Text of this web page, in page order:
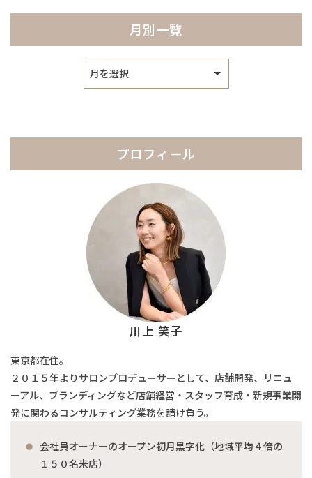
月別一覧
ブ
プロフィール
川上 笑子
東京都在住。
２０１５年よりサロンプロデューサーとして、店舗開発、リニュ
ーアル、ブランディングなど店舗経営・スタッフ育成・新規事業開
発に関わるコンサルティング業務を請け負う。
会社員オーナーのオープン初月黒字化（地域平均４倍の
１５０名来店）